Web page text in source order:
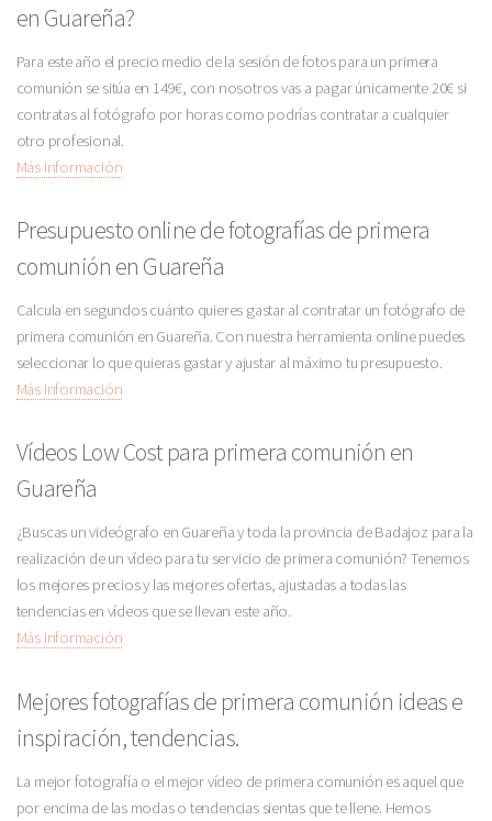
en Guareña?
Para este año el precio medio de la sesión de fotos para un primera
comunión se sitúa en 149€, con nosotros vas a pagar únicamente 20€ si
contratas al fotógrafo por horas como podrías contratar a cualquier
otro profesional.
Más Información
Presupuesto online de fotografías de primera
comunión en Guareña
Calcula en segundos cuánto quieres gastar al contratar un fotógrafo de
primera comunión en Guareña. Con nuestra herramienta online puedes
seleccionar lo que quieras gastar y ajustar al máximo tu presupuesto.
Más Información
Vídeos Low Cost para primera comunión en
Guareña
¿Buscas un videógrafo en Guareña y toda la provincia de Badajoz para la
realización de un vídeo para tu servicio de primera comunión? Tenemos
los mejores precios y las mejores ofertas, ajustadas a todas las
tendencias en vídeos que se llevan este año.
Más Información
Mejores fotografías de primera comunión ideas e
inspiración, tendencias.
La mejor fotografía o el mejor vídeo de primera comunión es aquel que
por encima de las modas o tendencias sientas que te llene. Hemos